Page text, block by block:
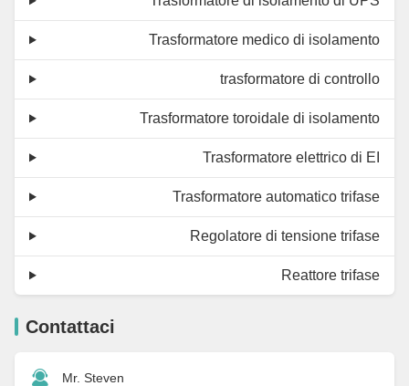
Trasformatore medico di isolamento
trasformatore di controllo
Trasformatore toroidale di isolamento
Trasformatore elettrico di EI
Trasformatore automatico trifase
Regolatore di tensione trifase
Reattore trifase
Contattaci
Mr. Steven